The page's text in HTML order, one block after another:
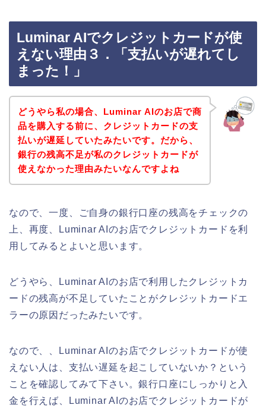
Luminar AIでクレジットカードが使
えない理由３．「支払いが遅れてし
まった！」
どうやら私の場合、Luminar AIのお店で商
品を購入する前に、クレジットカードの支
払いが遅延していたみたいです。だから、
銀行の残高不足が私のクレジットカードが
使えなかった理由みたいなんですよね
なので、一度、ご自身の銀行口座の残高をチェックの
上、再度、Luminar AIのお店でクレジットカードを利
用してみるとよいと思います。
どうやら、Luminar AIのお店で利用したクレジットカ
ードの残高が不足していたことがクレジットカードエ
ラーの原因だったみたいです。
なので、、Luminar AIのお店でクレジットカードが使
えない人は、支払い遅延を起こしていないか？という
ことを確認してみて下さい。銀行口座にしっかりと入
金を行えば、Luminar AIのお店でクレジットカードが